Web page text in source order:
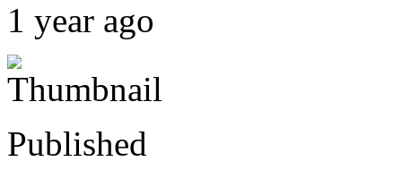
1 year ago
Published